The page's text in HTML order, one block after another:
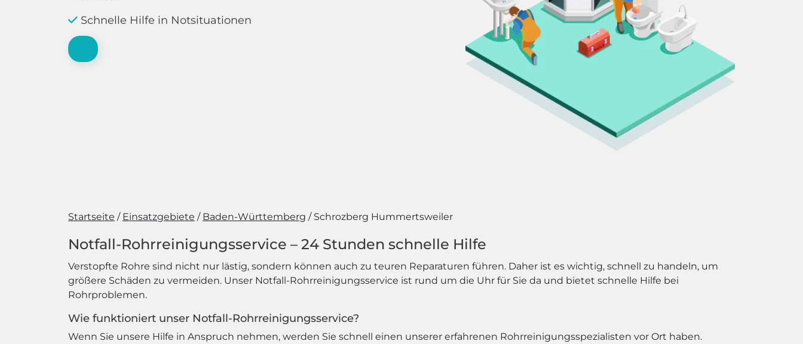
Schnelle Hilfe in Notsituationen
Startseite Einsatzgebiete Baden-Württemberg Schrozberg Hummertsweiler
Notfall-Rohrreinigungsservice – 24 Stunden schnelle Hilfe
Verstopfte Rohre sind nicht nur lästig, sondern können auch zu teuren Reparaturen führen. Daher ist es wichtig, schnell zu handeln, um
größere Schäden zu vermeiden. Unser Notfall-Rohrreinigungsservice ist rund um die Uhr für Sie da und bietet schnelle Hilfe bei
Rohrproblemen.
Wie funktioniert unser Notfall-Rohrreinigungsservice?
Wenn Sie unsere Hilfe in Anspruch nehmen, werden Sie schnell einen unserer erfahrenen Rohrreinigungsspezialisten vor Ort haben.